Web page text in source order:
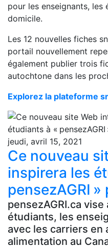
pour les enseignants, les
domicile.
Les 12 nouvelles fiches
portail nouvellement
également publier trois
autochtone dans les
Explorez la plateforme
jeudi, avril 15, 2021
Ce nouveau
inspirera les
pensezAGRI
pensezAGRI.ca
étudiants, les
avec les carriers en
alimentation au